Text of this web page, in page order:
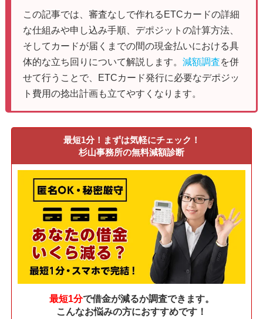
この記事では、審査なしで作れるETCカードの詳細
な仕組みや申し込み手順、デポジットの計算方法、
そしてカードが届くまでの間の現金払いにおける具
体的な立ち回りについて解説します。 減額調査を併
せて行うことで、ETCカード発行に必要なデポジッ
ト費用の捻出計画も立てやすくなります。
最短1分！まずは気軽にチェック！
杉山事務所の無料減額診断
最短1分で借金が減るか調査できます。
こんなお悩みの方におすすめです！